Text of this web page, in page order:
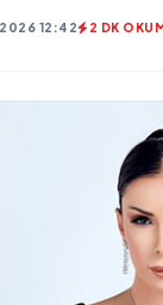
12:42 2 DK